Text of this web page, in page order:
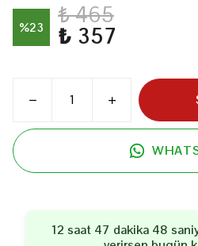
%23 ₺ 465
₺ 357
12 saat 47 dakika 48